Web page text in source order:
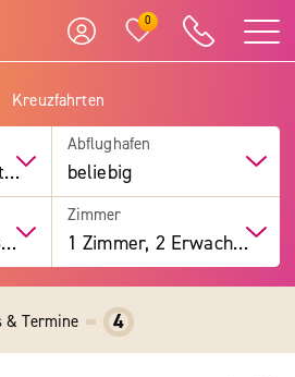
0
Kreuzfahrten
Athens Comfort Suites & Apartments
Abflughafen
beliebig
Zimmer
1 Zimmer, 2 Erwachsene
& Termine 4